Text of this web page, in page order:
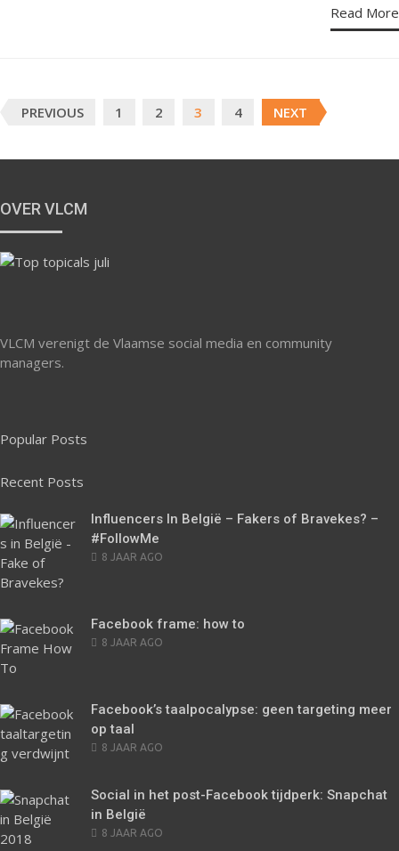
Read More
navigation
PREVIOUS 1 2 3 4 NEXT
OVER VLCM
VLCM verenigt de Vlaamse social media en community
managers.
Popular Posts
Recent Posts
Influencers In België – Fakers of Bravekes? –
#FollowMe
POSTED
8 JAAR AGO
Facebook frame: how to
POSTED
8 JAAR AGO
Facebook’s taalpocalypse: geen targeting meer
op taal
POSTED
8 JAAR AGO
Social in het post-Facebook tijdperk: Snapchat
in België
POSTED
8 JAAR AGO